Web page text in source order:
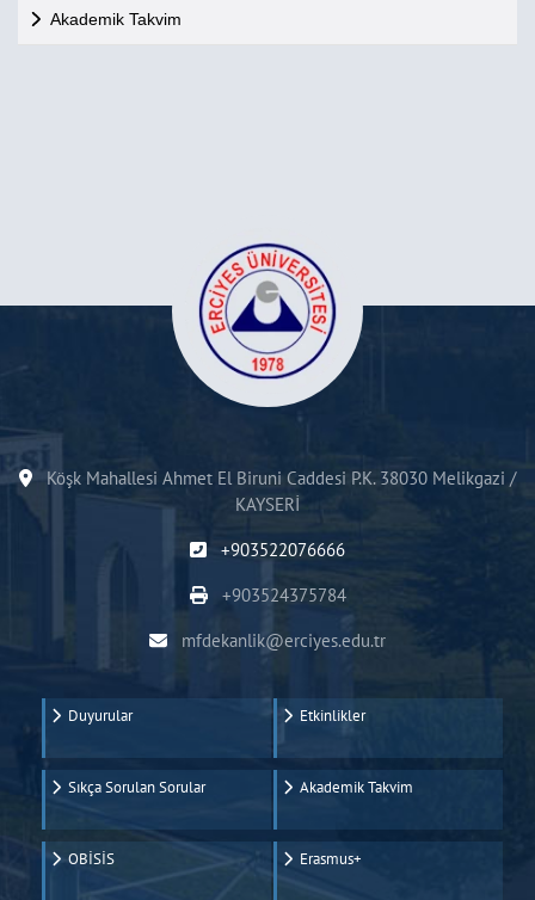
Akademik Takvim
Köşk Mahallesi Ahmet El Biruni Caddesi P.K. 38030 Melikgazi /
KAYSERİ
+903522076666
+903524375784
mfdekanlik@erciyes.edu.tr
Duyurular Etkinlikler
Sıkça Sorulan Sorular Akademik Takvim
OBİSİS Erasmus+